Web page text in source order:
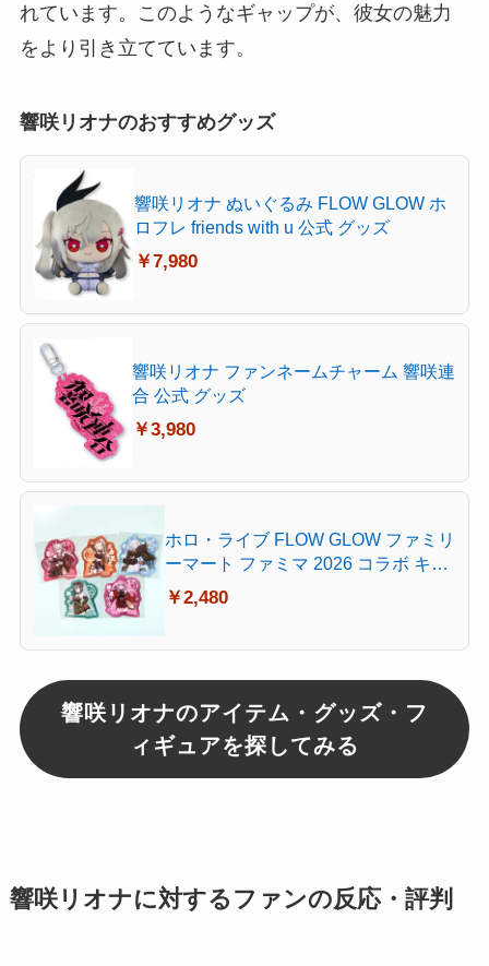
れています。このようなギャップが、彼女の魅力
をより引き立てています。
響咲リオナのおすすめグッズ
響咲リオナ ぬいぐるみ FLOW GLOW ホ
ロフレ friends with u 公式 グッズ
￥7,980
響咲リオナ ファンネームチャーム 響咲連
合 公式 グッズ
￥3,980
ホロ・ライブ FLOW GLOW ファミリ
ーマート ファミマ 2026 コラボ キャ
ンペーン 特典 ステッカー シール 全5
種セット 響咲リオナ 虎金妃笑虎 水
￥2,480
響咲リオナのアイテム・グッズ・フ
ィギュアを探してみる
響咲リオナに対するファンの反応・評判